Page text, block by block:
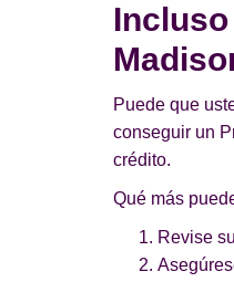
Puede que
conseguir un
crédito.
Qué más
Revise